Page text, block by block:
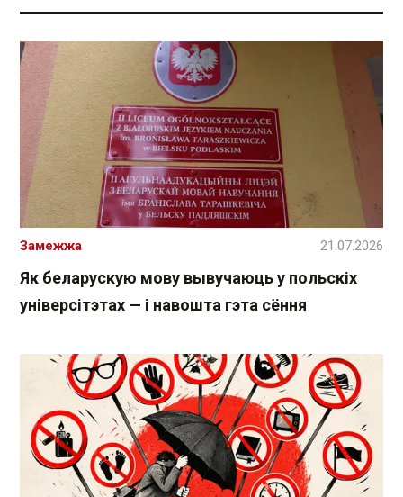
Як беларускую мову вывучаюць у польскіх
універсітэтах — і навошта гэта сёння
Замежжа 21.07.2026